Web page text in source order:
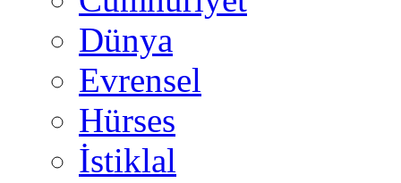
Dünya
Evrensel
Hürses
İstiklal